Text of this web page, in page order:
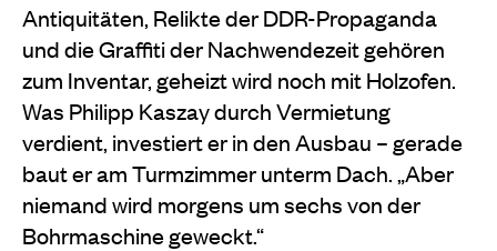
Antiquitäten, Relikte der DDR-Propaganda
und die Graffiti der Nachwendezeit gehören
zum Inventar, geheizt wird noch mit Holzofen.
Was Philipp Kaszay durch Vermietung
verdient, investiert er in den Ausbau – gerade
baut er am Turmzimmer unterm Dach. „Aber
niemand wird morgens um sechs von der
Bohrmaschine geweckt.“